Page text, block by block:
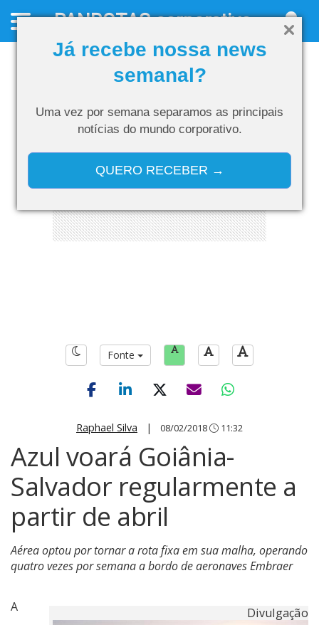
Já recebe nossa news
semanal?
Uma vez por semana separamos as principais
notícias do mundo corporativo.
QUERO RECEBER →
PANROTAScorporativo
Fonte
Raphael Silva | 08/02/2018 11:32
Azul voará Goiânia-
Salvador regularmente a
partir de abril
Aérea optou por tornar a rota fixa em sua malha, operando
quatro vezes por semana a bordo de aeronaves Embraer
Divulgação
A